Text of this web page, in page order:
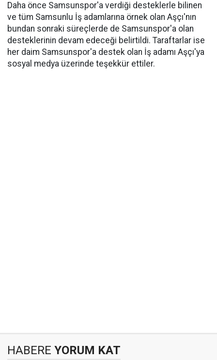
Daha önce Samsunspor'a verdiği desteklerle bilinen
ve tüm Samsunlu İş adamlarına örnek olan Aşçı'nın
bundan sonraki süreçlerde de Samsunspor'a olan
desteklerinin devam edeceği belirtildi. Taraftarlar ise
her daim Samsunspor'a destek olan İş adamı Aşçı'ya
sosyal medya üzerinde teşekkür ettiler.
HABERE YORUM KAT